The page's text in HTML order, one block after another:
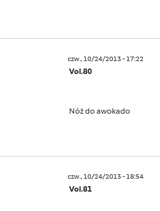
czw., 10/24/2013 - 17:22
Vol.80
Nóż do awokado
czw., 10/24/2013 - 18:54
Vol.81